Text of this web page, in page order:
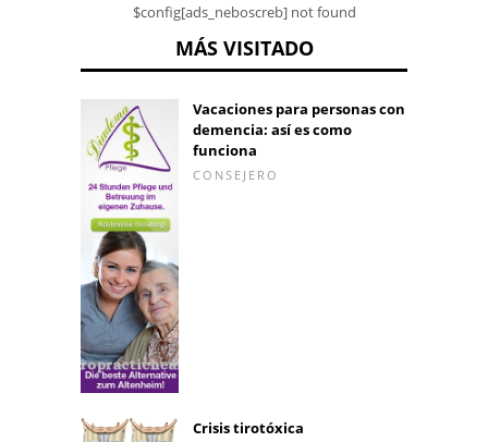
$config[ads_neboscreb] not found
MÁS VISITADO
Vacaciones para personas con
demencia: así es como
funciona
CONSEJERO
Crisis tirotóxica